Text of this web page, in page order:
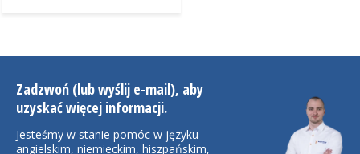
Zadzwoń (lub wyślij e-mail), aby
uzyskać więcej informacji.
Jesteśmy w stanie pomóc w języku
angielskim, niemieckim, hiszpańskim,